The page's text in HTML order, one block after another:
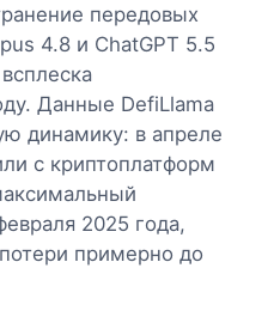
передовых
4.8 и ChatGPT 5.5
Данные DefiLlama
динамику: в апреле
с криптоплатформ
2025 года,
примерно до